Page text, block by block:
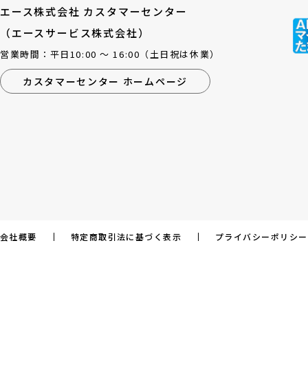
エース株式会社 カスタマーセンター
（エースサービス株式会社）
営業時間：平日10:00 ～ 16:00（土日祝は休業）
カスタマーセンター ホームページ
会社概要 特定商取引法に基づく表示 プライバシーポリシー